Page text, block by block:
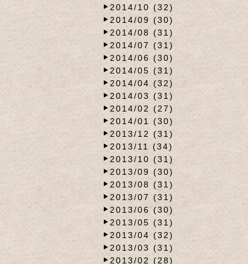
2014/10 (32)
2014/09 (30)
2014/08 (31)
2014/07 (31)
2014/06 (30)
2014/05 (31)
2014/04 (32)
2014/03 (31)
2014/02 (27)
2014/01 (30)
2013/12 (31)
2013/11 (34)
2013/10 (31)
2013/09 (30)
2013/08 (31)
2013/07 (31)
2013/06 (30)
2013/05 (31)
2013/04 (32)
2013/03 (31)
2013/02 (28)